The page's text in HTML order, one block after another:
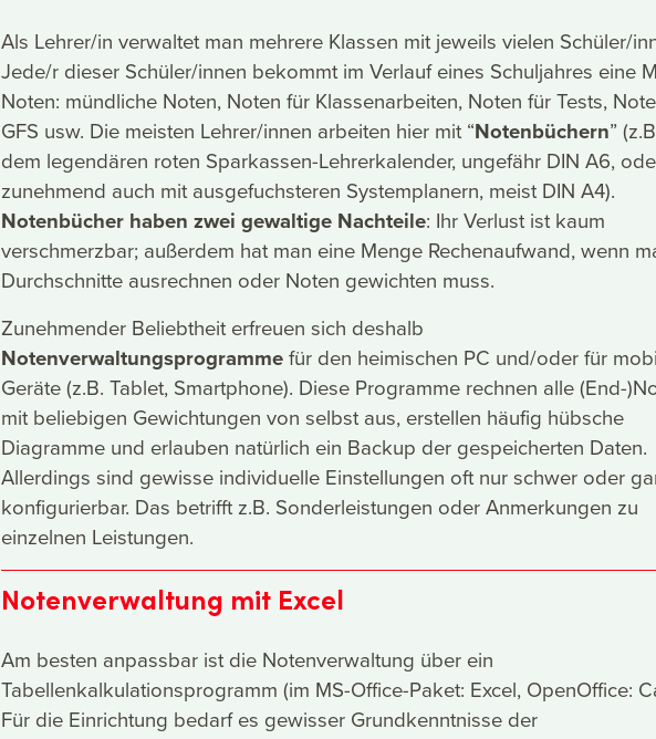
Als Lehrer/in verwaltet man mehrere Klassen mit jeweils vielen Schüler/
Jede/r dieser Schüler/innen bekommt im Verlauf eines Schuljahres eine
Noten: mündliche Noten, Noten für Klassenarbeiten, Noten für Tests,
GFS usw. Die meisten Lehrer/innen arbeiten hier mit “Notenbüchern”
dem legendären roten Sparkassen-Lehrerkalender, ungefähr DIN A6,
zunehmend auch mit ausgefuchsteren Systemplanern, meist DIN A4).
Notenbücher haben zwei gewaltige Nachteile: Ihr Verlust ist kaum
verschmerzbar; außerdem hat man eine Menge Rechenaufwand, wenn
Durchschnitte ausrechnen oder Noten gewichten muss.
Zunehmender Beliebtheit erfreuen sich deshalb
Notenverwaltungsprogrammefür den heimischen PC und/oder für
Geräte (z.B. Tablet, Smartphone). Diese Programme rechnen alle (End-
mit beliebigen Gewichtungen von selbst aus, erstellen häufig hübsche
Diagramme und erlauben natürlich ein Backup der gespeicherten Daten.
Allerdings sind gewisse individuelle Einstellungen oft nur schwer oder
konfigurierbar. Das betrifft z.B. Sonderleistungen oder Anmerkungen zu
einzelnen Leistungen.
Notenverwaltung mit Excel
Am besten anpassbar ist die Notenverwaltung über ein
Tabellenkalkulationsprogramm (im MS-Office-Paket: Excel, OpenOffice:
Für die Einrichtung bedarf es gewisser Grundkenntnisse der